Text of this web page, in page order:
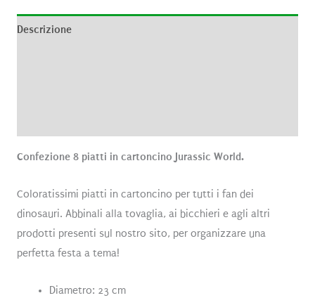
Descrizione
Confezione 8 piatti in cartoncino Jurassic World.
Coloratissimi piatti in cartoncino per tutti i fan dei
dinosauri. Abbinali alla tovaglia, ai bicchieri e agli altri
prodotti presenti sul nostro sito, per organizzare una
perfetta festa a tema!
Diametro: 23 cm